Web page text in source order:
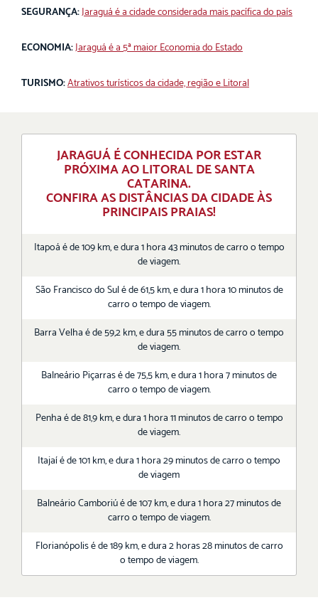
SEGURANÇA:Jaraguá é a cidade considerada mais pacífica do país
ECONOMIA:Jaraguá é a 5ª maior Economia do Estado
TURISMO:Atrativos turísticos da cidade, região e Litoral
JARAGUÁ É CONHECIDA POR ESTAR
PRÓXIMA AO LITORAL DE SANTA
CATARINA.
CONFIRA AS DISTÂNCIAS DA CIDADE ÀS
PRINCIPAIS PRAIAS!
Itapoá é de 109 km, e dura 1 hora 43 minutos de carro o tempo
de viagem.
São Francisco do Sul é de 61,5 km, e dura 1 hora 10 minutos de
carro o tempo de viagem.
Barra Velha é de 59,2 km, e dura 55 minutos de carro o tempo
de viagem.
Balneário Piçarras é de 75,5 km, e dura 1 hora 7 minutos de
carro o tempo de viagem.
Penha é de 81,9 km, e dura 1 hora 11 minutos de carro o tempo
de viagem.
Itajaí é de 101 km, e dura 1 hora 29 minutos de carro o tempo
de viagem
Balneário Camboriú é de 107 km, e dura 1 hora 27 minutos de
carro o tempo de viagem.
Florianópolis é de 189 km, e dura 2 horas 28 minutos de carro
o tempo de viagem.